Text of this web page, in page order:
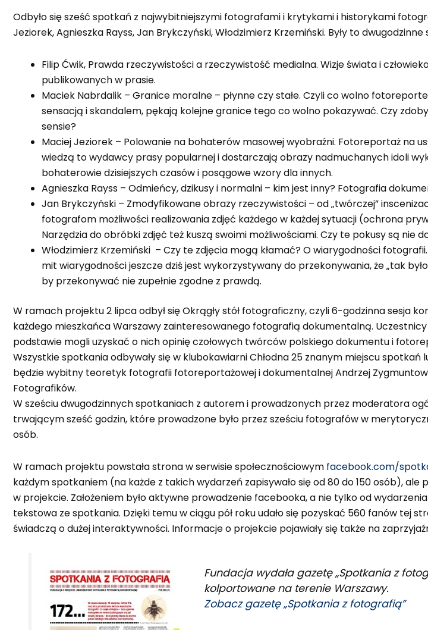
Odbyło się sześć spotkań z najwybitniejszymi fotografami i krytykami i historykami
Jeziorek, Agnieszka Rayss, Jan Brykczyński, Włodzimierz Krzemiński. Były to
Filip Ćwik, Prawda rzeczywistości a rzeczywistość medialna. Wizje świata i
publikowanych w prasie.
Maciek Nabrdalik – Granice moralne – płynne czy stałe. Czyli co wolno
sensacją i skandalem, pękają kolejne granice tego co wolno pokazywać. Czy
sensie?
Maciej Jeziorek – Polowanie na bohaterów masowej wyobraźni. Fotoreportaż na
wiedzą to wydawcy prasy popularnej i dostarczają obrazy nadmuchanych idoli
bohaterowie dzisiejszych czasów i posągowe wzory dla innych.
Agnieszka Rayss – Odmieńcy, dzikusy i normalni – kim jest inny? Fotografia
Jan Brykczyński – Zmodyfikowane obrazy rzeczywistości – od „twórczej”
fotografom możliwości realizowania zdjęć każdego w każdej sytuacji (ochrona
Narzędzia do obróbki zdjęć też kuszą swoimi możliwościami. Czy te pokusy są nie
Włodzimierz Krzemiński – Czy te zdjęcia mogą kłamać? O wiarygodności
mit wiarygodności jeszcze dziś jest wykorzystywany do przekonywania, że „tak
by przekonywać nie zupełnie zgodne z prawdą.
W ramach projektu 2 lipca odbył się Okrągły stół fotograficzny, czyli 6-godzinna sesja
każdego mieszkańca Warszawy zainteresowanego fotografią dokumentalną.
podstawie mogli uzyskać o nich opinię czołowych twórców polskiego dokumentu i
Wszystkie spotkania odbywały się w klubokawiarni Chłodna 25 znanym miejscu
będzie wybitny teoretyk fotografii fotoreportażowej i dokumentalnej Andrzej
Fotografików.
W sześciu dwugodzinnych spotkaniach z autorem i prowadzonych przez moderatora
trwającym sześć godzin, które prowadzone było przez sześciu fotografów w
osób.
W ramach projektu powstała strona w serwisie społecznościowym facebook.com/
każdym spotkaniem (na każde z takich wydarzeń zapisywało się od 80 do 150 osób),
w projekcie. Założeniem było aktywne prowadzenie facebooka, a nie tylko od
tekstowa ze spotkania. Dzięki temu w ciągu pół roku udało się pozyskać 560 fanów tej
świadczą o dużej interaktywności. Informacje o projekcie pojawiały się także na
Fundacja wydała gazetę „Spotkania z
kolportowane na terenie Warszawy.
Zobacz gazetę „Spotkania z fotografią”